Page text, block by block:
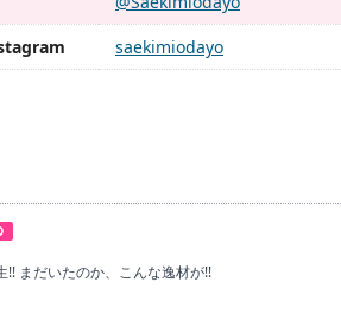
saekimiodayo
まだいたのか、こんな逸材が!!